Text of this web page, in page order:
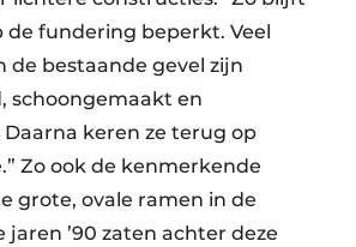
de fundering beperkt. Veel
de bestaande gevel zijn
schoongemaakt en
keren ze terug op
Zo ook de kenmerkende
grote, ovale ramen in de
jaren ’90 zaten achter deze